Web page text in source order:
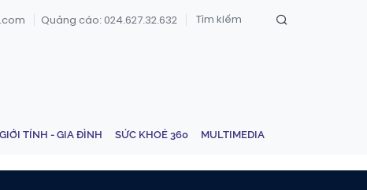
Quảng cáo: 024.627.32.632
GIỚI TÍNH - GIA ĐÌNH SỨC KHOẺ 360 MULTIMEDIA